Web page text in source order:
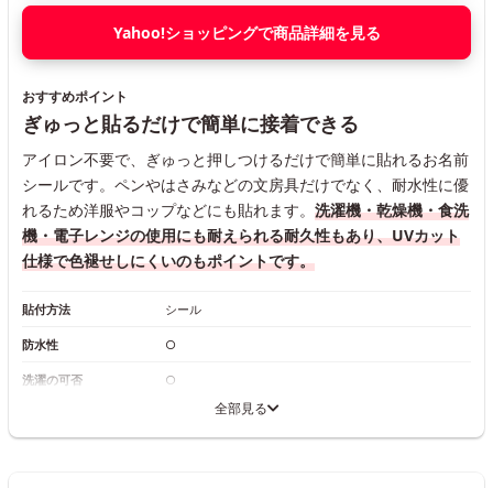
Yahoo!ショッピングで商品詳細を見る
おすすめポイント
ぎゅっと貼るだけで簡単に接着できる
アイロン不要で、ぎゅっと押しつけるだけで簡単に貼れるお名前
シールです。ペンやはさみなどの文房具だけでなく、耐水性に優
れるため洋服やコップなどにも貼れます。 洗濯機・乾燥機・食洗
機・電子レンジの使用にも耐えられる耐久性もあり、UVカット
仕様で色褪せしにくいのもポイントです。
貼付方法 シール
防水性 ○
洗濯の可否 ○
全部見る